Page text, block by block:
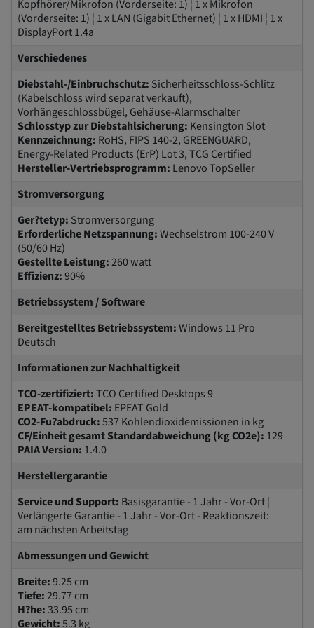
Kopfhörer/Mikrofon (Vorderseite: 1) ¦ 1 x Mikrofon
(Vorderseite: 1) ¦ 1 x LAN (Gigabit Ethernet) ¦ 1 x HDMI ¦ 1 x
DisplayPort 1.4a
Verschiedenes
Diebstahl-/Einbruchschutz: Sicherheitsschloss-Schlitz
(Kabelschloss wird separat verkauft),
Vorhängeschlossbügel, Gehäuse-Alarmschalter
Schlosstyp zur Diebstahlsicherung: Kensington Slot
Kennzeichnung: RoHS, FIPS 140-2, GREENGUARD,
Energy-Related Products (ErP) Lot 3, TCG Certified
Hersteller-Vertriebsprogramm: Lenovo TopSeller
Stromversorgung
Ger?tetyp: Stromversorgung
Erforderliche Netzspannung:Wechselstrom 100-240 V
(50/60 Hz)
Gestellte Leistung:260 watt
Effizienz:90%
Betriebssystem / Software
Bereitgestelltes Betriebssystem:Windows 11 Pro
Deutsch
Informationen zur Nachhaltigkeit
TCO-zertifiziert:TCO Certified Desktops 9
EPEAT-kompatibel: EPEAT Gold
CO2-Fu?abdruck:537 Kohlendioxidemissionen in kg
CF/Einheit gesamt Standardabweichung (kg CO2e): 129
PAIA Version: 1.4.0
Herstellergarantie
Service und Support: Basisgarantie - 1 Jahr - Vor-Ort ¦
Verlängerte Garantie - 1 Jahr - Vor-Ort - Reaktionszeit:
am nächsten Arbeitstag
Abmessungen und Gewicht
Breite:9.25 cm
Tiefe:29.77 cm
H?he:33.95 cm
Gewicht:5.3 kg